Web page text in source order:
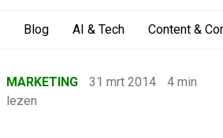
Blog AI & Tech Content &
›MARKETING 31 mrt 2014
4 min
lezen